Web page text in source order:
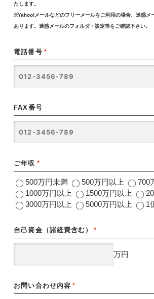
たします。
※Yahoo!メールなどのフリーメールをご利用の場合、迷惑メ
あります。迷惑メールのフォルダ・設定等をご確認下さい。
電話番号 *
FAX番号
ご年収 *
500万円未満 500万円以上
700
1000万円以上
1500万円以上
3000万円以上
5000万円以上 1
自己資金（諸経費含む） *
万円
お問い合わせ内容 *